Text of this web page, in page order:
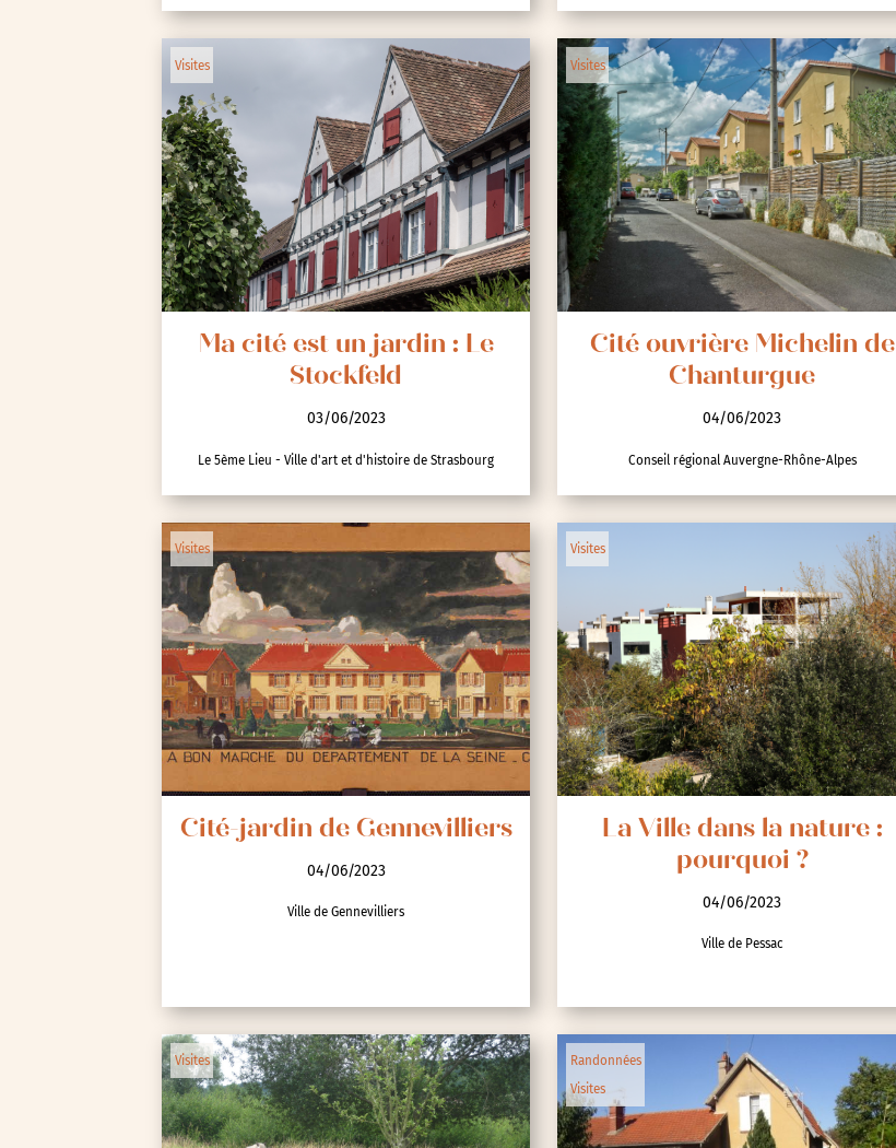
Autre
Essonne (91)
Hauts-de-Seine (92)
Paris (75)
Seine-et-Marne (77)
Seine-Saint-Denis (93)
Test-tag-event
Val-d’Oise (95)
Val-de-Marne (94)
Yvelines (78)
Visites
Ma cité est un jardin : Le
Stockfeld
03/06/2023
Le 5ème Lieu - Ville d'art et d'histoire de Strasbourg
Visites
Cité ouvrière Michelin de
Chanturgue
04/06/2023
Conseil régional Auvergne-Rhône-Alpes
Visites
Cité-jardin de Gennevilliers
04/06/2023
Ville de Gennevilliers
Visites
La Ville dans la nature :
pourquoi ?
04/06/2023
Ville de Pessac
Visites
Randonnées
Visites